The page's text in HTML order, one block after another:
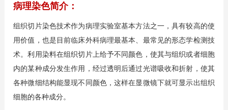
病理染色简介：
组织切片染色技术作为病理实验室基本方法之一，具有较高的使
用价值，也是目前临床外科病理最基本、最常见的形态学检测技
术。利用染料在组织切片上给予不同颜色，使其与组织或者细胞
内的某种成分发生作用，经过透明后通过光谱吸收和折射，使其
各种微细结构能显现不同颜色，这样在显微镜下就可显示出组织
细胞的各种成分。